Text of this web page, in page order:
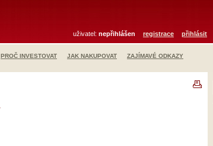
uživatel: nepřihlášen registrace přihlásit
PROČ INVESTOVAT JAK NAKUPOVAT ZAJÍMAVÉ ODKAZY